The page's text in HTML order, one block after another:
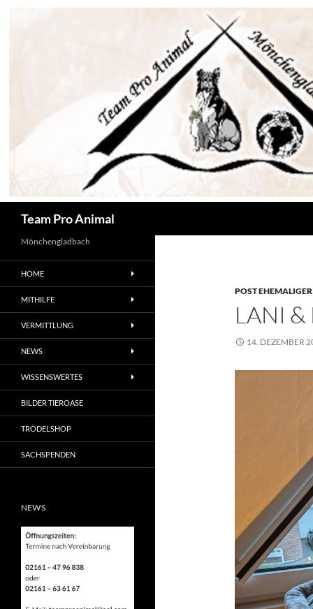
Team Pro Animal
POST EHEMALIGER
LANI &
14. DEZEMBER
Mönchengladbach
HOME
MITHILFE
VERMITTLUNG
NEWS
WISSENSWERTES
BILDER TIEROASE
TRÖDELSHOP
SACHSPENDEN
NEWS